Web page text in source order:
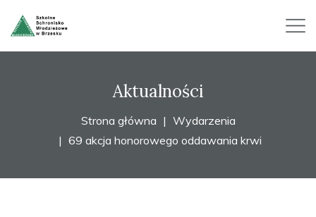
Aktualności
Strona główna
Wydarzenia
69 akcja honorowego oddawania krwi